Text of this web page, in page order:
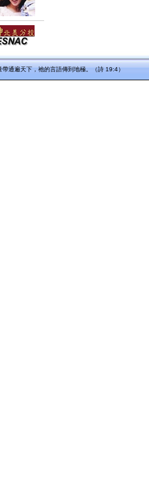
帶通遍天下，祂的言語傳到地極。（詩 19:4）